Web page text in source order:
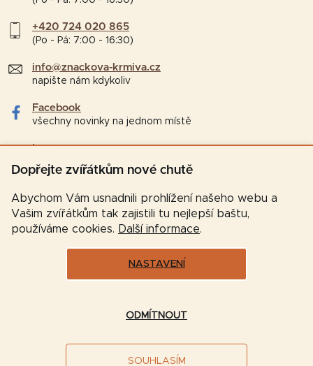
Dopřejte zvířátkům nové chutě
Abychom Vám usnadnili prohlížení našeho webu a
Vašim zvířátkům tak zajistili tu nejlepší baštu,
používáme cookies. Další informace.
SOUHLASÍM
NASTAVENÍ
ODMÍTNOUT
+420 724 020 865
(Po - Pá: 7:00 - 16:30)
info@znackova-krmiva.cz
napište nám kdykoliv
Facebook
všechny novinky na jednom místě
Instagram
tipy a zajímavosti pro chovatele
Vytvořil Shoptet
Upravit nastavení cookies